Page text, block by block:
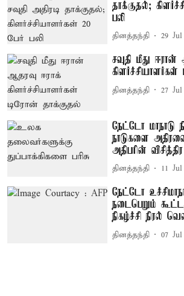
தாக்குதல்;
பலி
தினத்தந்தி 29 Jul
சவுதி மீது ஈரான்
தினத்தந்தி 27 Jul
நேட்டோ மாநாடு
நாடுகளை
அதிபரின் விசித்திர
தினத்தந்தி 11 Jul
நேட்டோ
நடைபெறும்
நிகழ்ச்சி நிரல்
தினத்தந்தி 07 Jul